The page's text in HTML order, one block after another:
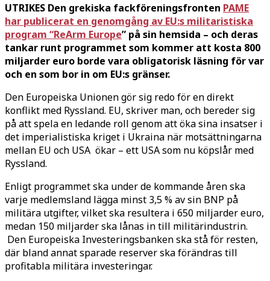
UTRIKES Den grekiska fackföreningsfronten PAME
har publicerat en genomgång av EU:s militaristiska
program “ReArm Europe” på sin hemsida – och deras
tankar runt programmet som kommer att kosta 800
miljarder euro borde vara obligatorisk läsning för var
och en som bor in om EU:s gränser.
Den Europeiska Unionen gör sig redo för en direkt
konflikt med Ryssland. EU, skriver man, och bereder sig
på att spela en ledande roll genom att öka sina insatser i
det imperialistiska kriget i Ukraina när motsättningarna
mellan EU och USA ökar – ett USA som nu köpslår med
Ryssland.
Enligt programmet ska under de kommande åren ska
varje medlemsland lägga minst 3,5 % av sin BNP på
militära utgifter, vilket ska resultera i 650 miljarder euro,
medan 150 miljarder ska lånas in till militärindustrin.
Den Europeiska Investeringsbanken ska stå för resten,
där bland annat sparade reserver ska förändras till
profitabla militära investeringar.